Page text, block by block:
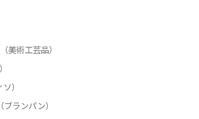
美術工芸品）
）
ランパン）